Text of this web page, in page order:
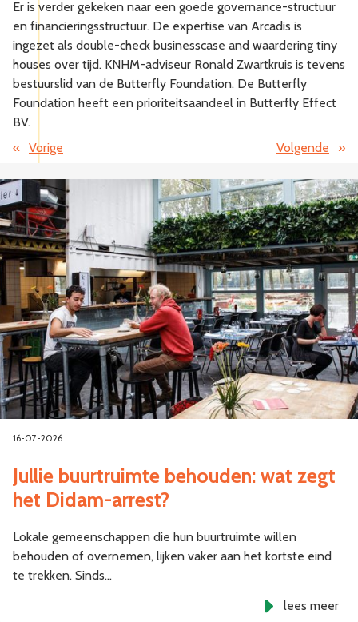
Er is verder gekeken naar een goede governance-structuur
en financieringsstructuur. De expertise van Arcadis is
ingezet als double-check businesscase and waardering tiny
houses over tijd. KNHM-adviseur Ronald Zwartkruis is tevens
bestuurslid van de Butterfly Foundation. De Butterfly
Foundation heeft een prioriteitsaandeel in Butterfly Effect
BV.
« Vorige Volgende »
16-07-2026
Jullie buurtruimte behouden: wat zegt
het Didam-arrest?
Lokale gemeenschappen die hun buurtruimte willen
behouden of overnemen, lijken vaker aan het kortste eind
te trekken. Sinds…
lees meer